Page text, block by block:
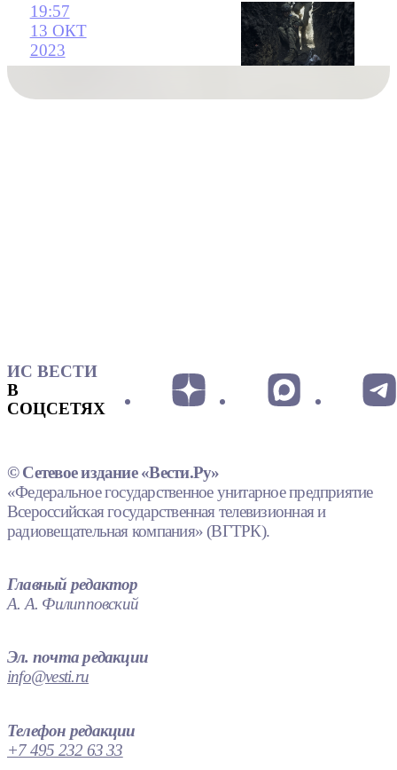
19:57
13 ОКТ
2023
ИС ВЕСТИ
В
СОЦСЕТЯХ
© Сетевое издание «Вести.Ру»
«Федеральное государственное унитарное предприятие
Всероссийская государственная телевизионная и
радиовещательная компания» (ВГТРК).
Главный редактор
А. А. Филипповский
Эл. почта редакции
info@vesti.ru
Телефон редакции
+7 495 232 63 33